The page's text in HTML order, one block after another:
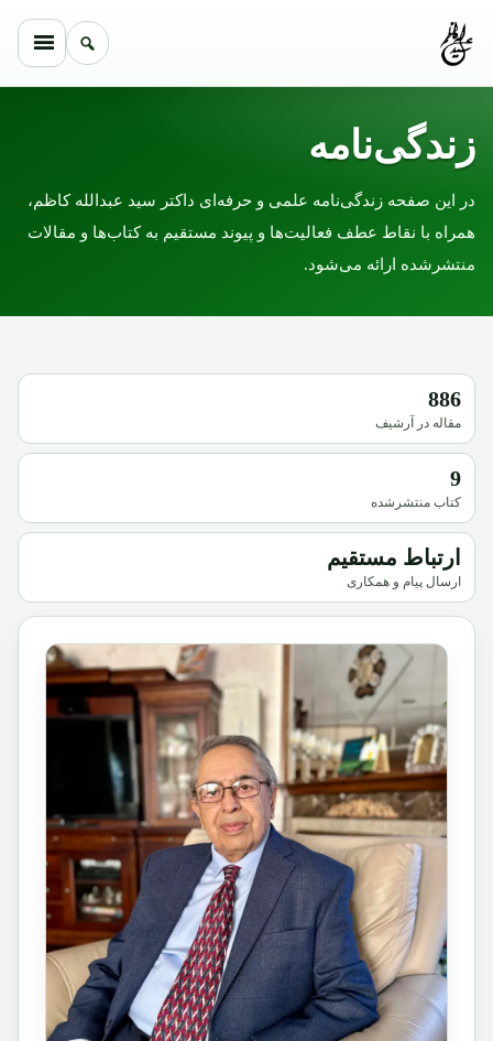
زندگی‌نامه
در این صفحه زندگی‌نامه علمی و حرفه‌ای داکتر سید عبدالله کاظم،
همراه با نقاط عطف فعالیت‌ها و پیوند مستقیم به کتاب‌ها و مقالات
منتشرشده ارائه می‌شود.
886
مقاله در آرشیف
9
کتاب منتشرشده
ارتباط مستقیم
ارسال پیام و همکاری